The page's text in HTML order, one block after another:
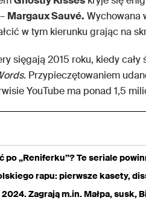
Margaux Sauvé. Wychowana
w tym kierunku grając na
sięgają 2015 roku, kiedy
Przypieczętowaniem
YouTube ma ponad 1,5
po „Reniferku”? Te seriale
rapu: pierwsze kasety,
Zagrają m.in. Małpa, susk,